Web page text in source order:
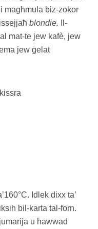
magħmula biz-zokor
blondie. Il-
mat-te jew kafè, jew
jew ġelat
Idlek dixx ta’
bil-karta tal-forn.
u ħawwad